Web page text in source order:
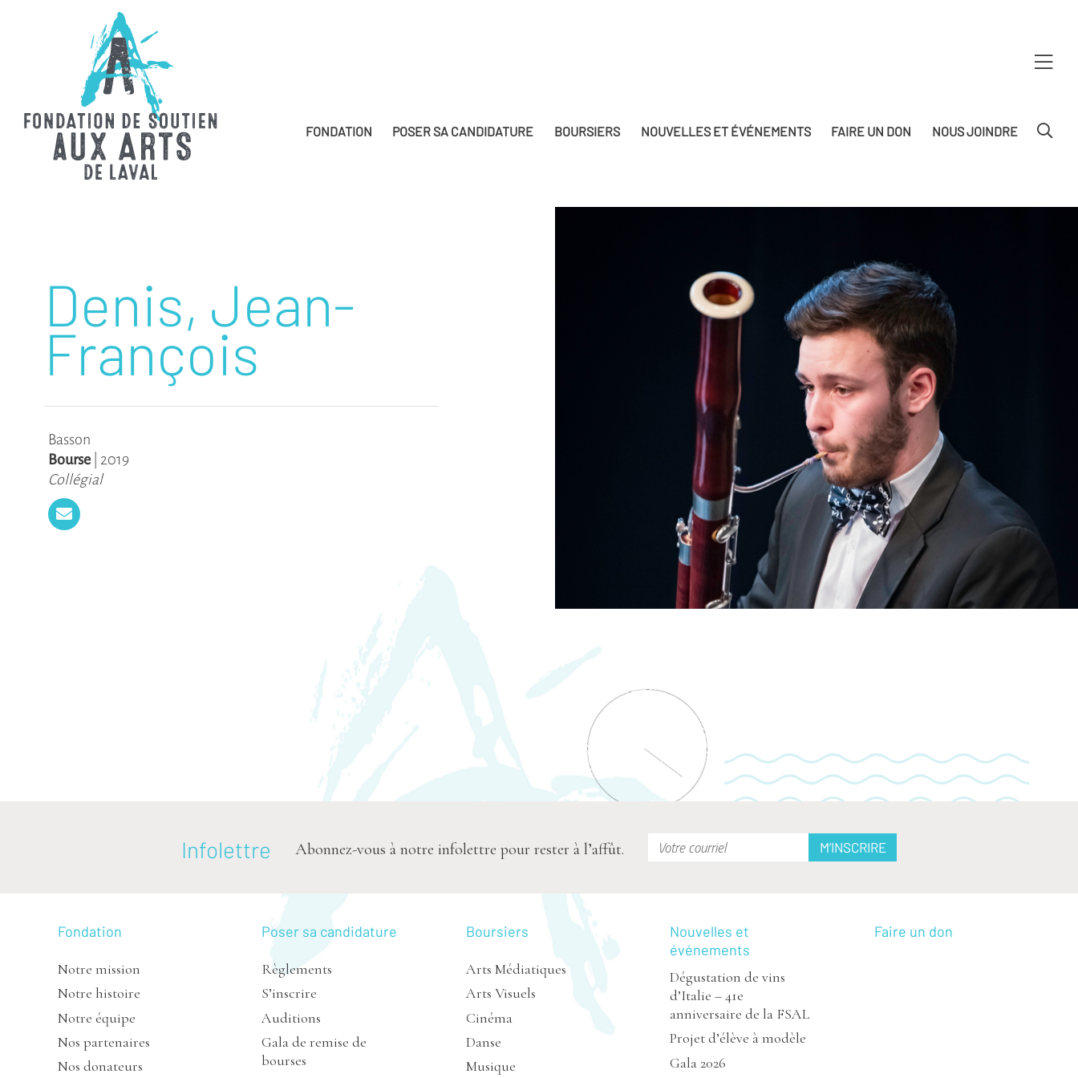
FONDATION POSER SA CANDIDATURE BOURSIERS NOUVELLES ET ÉVÉNEMENTS FAIRE UN DON NOUS JOINDRE
Denis, Jean-
François
Basson
Bourse
2019
Collégial
Infolettre Abonnez-vous à notre infolettre pour rester à l’affût.
Fondation
Notre mission
Notre histoire
Notre équipe
Nos partenaires
Nos donateurs
Poser sa candidature
Règlements
S’inscrire
Auditions
Gala de remise de
bourses
Boursiers
Arts Médiatiques
Arts Visuels
Cinéma
Danse
Musique
Nouvelles et
événements
Dégustation de vins
d’Italie – 41e
anniversaire de la FSAL
Projet d’élève à modèle
Gala 2026
Faire un don